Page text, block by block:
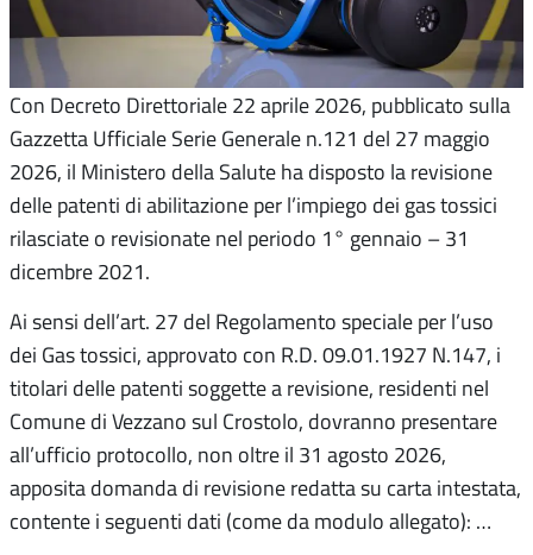
Con Decreto Direttoriale 22 aprile 2026, pubblicato sulla
Gazzetta Ufficiale Serie Generale n.121 del 27 maggio
2026, il Ministero della Salute ha disposto la revisione
delle patenti di abilitazione per l’impiego dei gas tossici
rilasciate o revisionate nel periodo 1° gennaio – 31
dicembre 2021.
Ai sensi dell’art. 27 del Regolamento speciale per l’uso
dei Gas tossici, approvato con R.D. 09.01.1927 N.147, i
titolari delle patenti soggette a revisione, residenti nel
Comune di Vezzano sul Crostolo, dovranno presentare
all’ufficio protocollo, non oltre il 31 agosto 2026,
apposita domanda di revisione redatta su carta intestata,
contente i seguenti dati (come da modulo allegato): …